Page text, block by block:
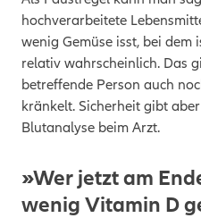
hochverarbeitete
wenig Gemüse isst, bei dem
relativ wahrscheinlich. Das
betreffende Person auch
kränkelt. Sicherheit gibt
Blutanalyse beim Arzt.
»Wer jetzt am
wenig Vitamin D